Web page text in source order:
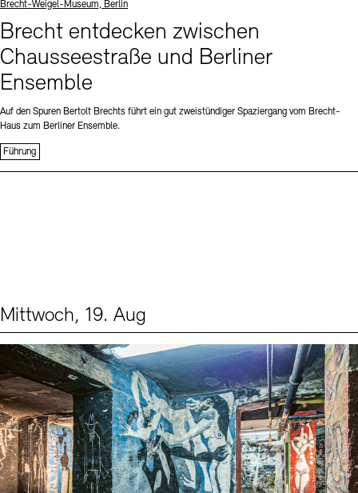
Standort
Brecht-Weigel-Museum, Berlin
Brecht entdecken zwischen
Chausseestraße und Berliner
Ensemble
Auf den Spuren Bertolt Brechts führt ein gut zweistündiger Spaziergang vom Brecht-
Haus zum Berliner Ensemble.
Führung
Mittwoch, 19. Aug